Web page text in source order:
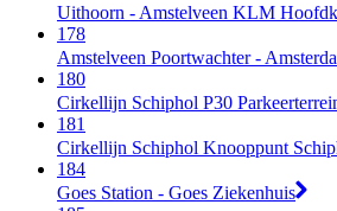
Uithoorn - Amstelveen KLM
178
Amstelveen Poortwachter -
180
Cirkellijn Schiphol P30
181
Cirkellijn Schiphol Knooppunt
184
Goes Station - Goes Ziekenhuis